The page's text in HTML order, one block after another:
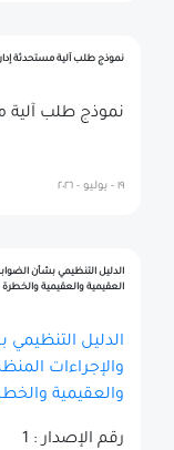
نموذج طلب آلية مستحدثة
نموذج طلب آلية
١٩ - يوليو - ٢٠٢٦
الدليل التنظيمي بشأن
العقيمية والعقيمية
الدليل
والإجراءات
والعقيمية
رقم الإصدار : 1